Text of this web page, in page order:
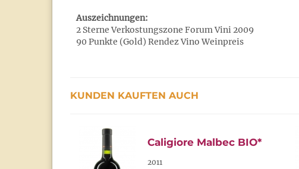
Auszeichnungen:
2 Sterne Verkostungszone Forum Vini 2009
90 Punkte (Gold) Rendez Vino Weinpreis
KUNDEN KAUFTEN AUCH
Caligiore Malbec BIO*
2011